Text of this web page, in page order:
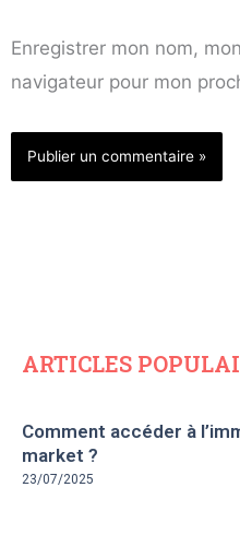
Enregistrer mon nom,
navigateur pour mon
ARTICLES
Comment accéder à
market ?
23/07/2025